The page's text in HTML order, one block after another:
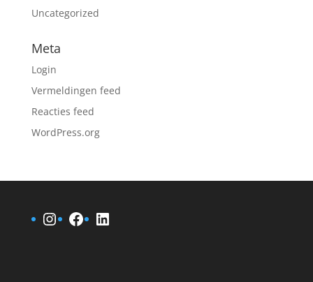
Uncategorized
Meta
Login
Vermeldingen feed
Reacties feed
WordPress.org
Instagram
Facebook
LinkedIn